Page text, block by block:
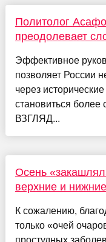
Политолог
преодолевает
Эффективное
позволяет России
через
становиться более
ВЗГЛЯД...
Осень
верхние и
К сожалению,
только «очей